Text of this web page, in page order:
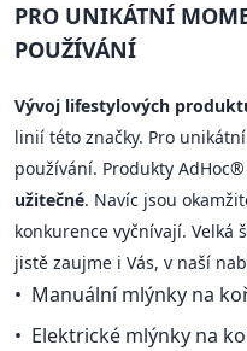
PRO UNIKÁTNÍ
POUŽÍVÁNÍ
Vývoj lifestylových
linií této značky. Pro
používání. Produkty
užitečné. Navíc jsou
konkurence vyčnívají. Velká
jistě zaujme i Vás, v naší
Manuální mlýnky na
Elektrické mlýnky na